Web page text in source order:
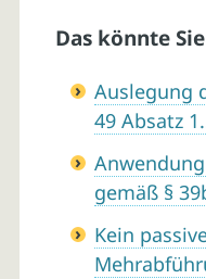
Das könnte
Auslegung
49 Absatz
gemäß §
Kein